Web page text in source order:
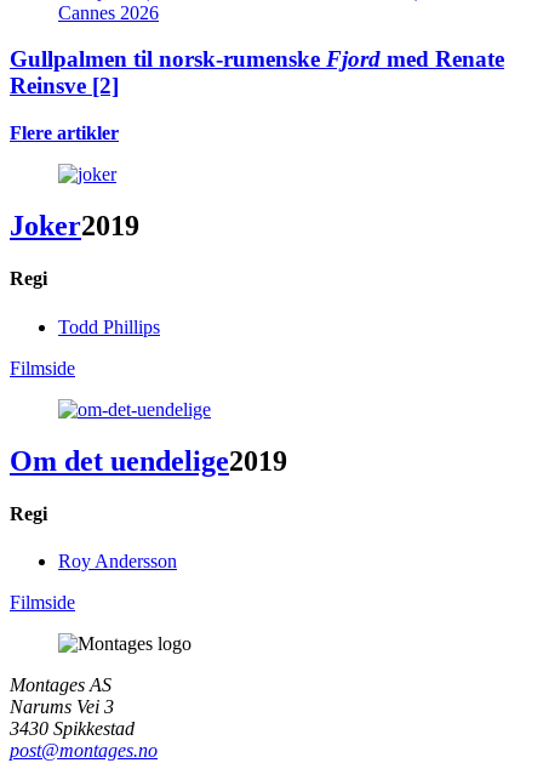
Cannes 2026
Gullpalmen til norsk-rumenske Fjord med Renate
Reinsve [2]
Flere artikler
Joker2019
Regi
Todd Phillips
Filmside
Om det uendelige2019
Regi
Roy Andersson
Filmside
Montages AS
Narums Vei 3
3430 Spikkestad
post@montages.no